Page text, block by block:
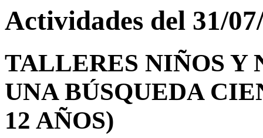
Actividades del 31/
TALLERES NIÑOS Y
UNA BÚSQUEDA
12 AÑOS)